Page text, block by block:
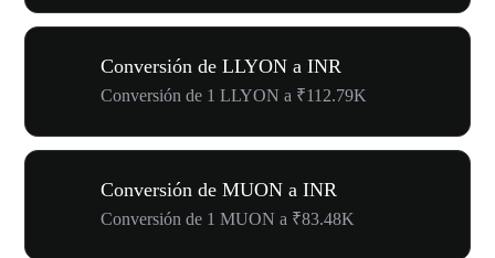
Conversión de LLYON a INR
Conversión de 1 LLYON a ₹112.79K
Conversión de MUON a INR
Conversión de 1 MUON a ₹83.48K